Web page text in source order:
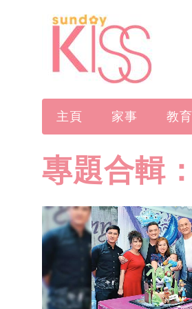
主頁 家事 教育
專題合輯：